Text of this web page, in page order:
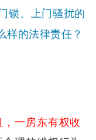
锁、上门骚扰的
样的法律责任？
一房东有权收